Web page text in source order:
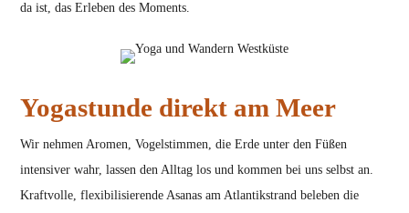
da ist, das Erleben des Moments.
Yogastunde direkt am Meer
Wir nehmen Aromen, Vogelstimmen, die Erde unter den Füßen
intensiver wahr, lassen den Alltag los und kommen bei uns selbst an.
Kraftvolle, flexibilisierende Asanas am Atlantikstrand beleben die